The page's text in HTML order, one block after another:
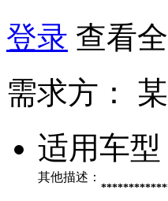
登录 查看
需求方：
适用车型
其他描述：